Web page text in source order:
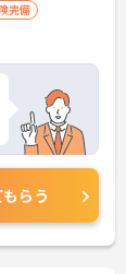
完備
らう